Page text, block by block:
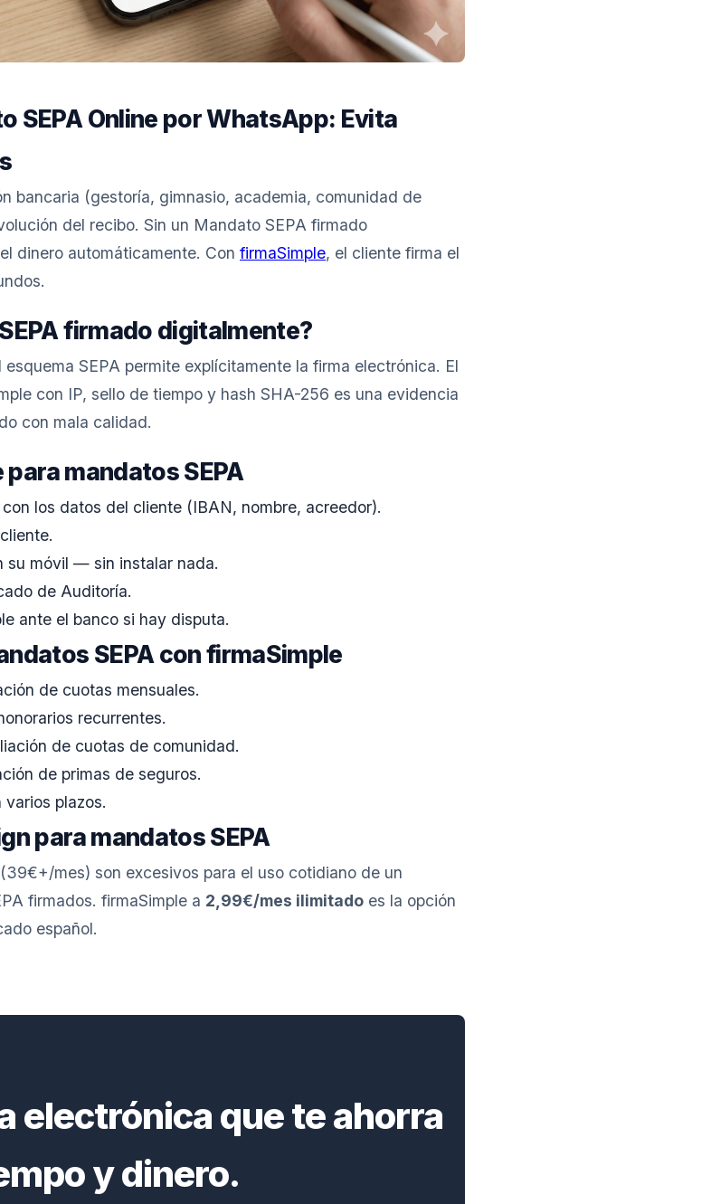
SEPA Online por WhatsApp: Evita
bancaria (gestoría, gimnasio, academia, comunidad de
del recibo. Sin un Mandato SEPA firmado
dinero automáticamente. Con firmaSimple, el cliente firma el
firmado digitalmente?
SEPA permite explícitamente la firma electrónica. El
con IP, sello de tiempo y hash SHA-256 es una evidencia
con mala calidad.
mandatos SEPA
los datos del cliente (IBAN, nombre, acreedor).
su móvil — sin instalar nada.
de Auditoría.
ante el banco si hay disputa.
SEPA con firmaSimple
de cuotas mensuales.
recurrentes.
de cuotas de comunidad.
de primas de seguros.
plazos.
para mandatos SEPA
mes) son excesivos para el uso cotidiano de un
firmados. firmaSimple a 2,99€/mes ilimitado es la opción
español.
electrónica que te ahorra
y dinero.